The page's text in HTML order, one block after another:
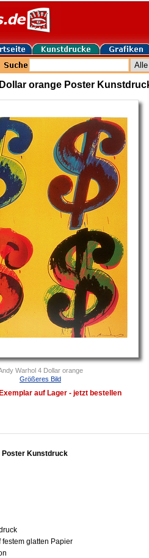
orange Poster
Warhol 4 Dollar orange
Größeres Bild
auf Lager - jetzt bestellen
Poster Kunstdruck
festem glatten Papier